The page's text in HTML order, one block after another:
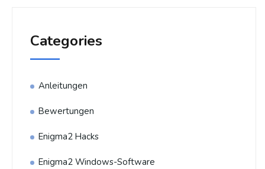
Categories
Anleitungen
Bewertungen
Enigma2 Hacks
Enigma2 Windows-Software